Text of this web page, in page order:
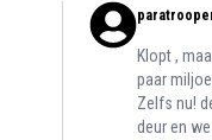
Klopt ,
paar
Zelfs nu!
deur en